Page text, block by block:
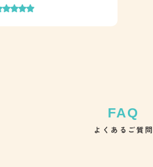
よくあるご質問